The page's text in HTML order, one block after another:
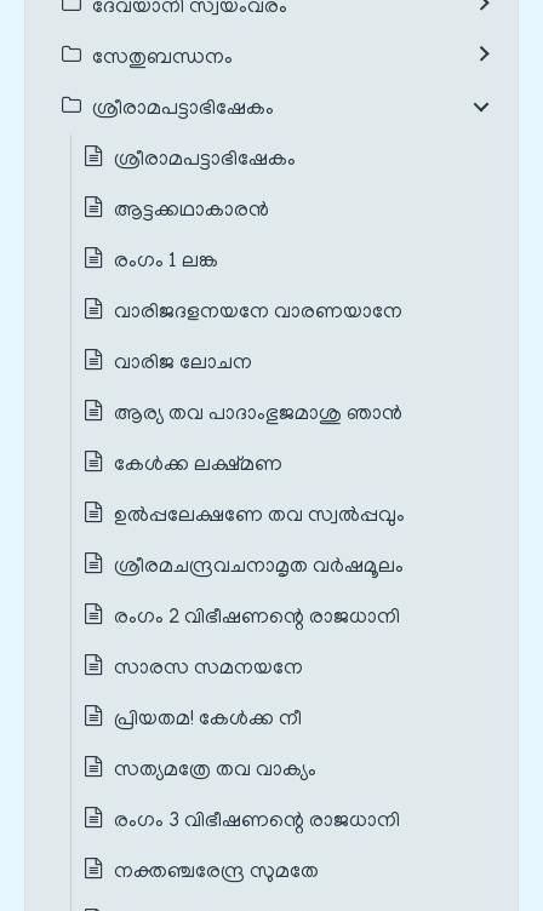
ദേവയാനി സ്വയംവരം
സേതുബന്ധനം
ശ്രീരാമപട്ടാഭിഷേകം
ശ്രീരാമപട്ടാഭിഷേകം
ആട്ടക്കഥാകാരൻ
രംഗം 1 ലങ്ക
വാരിജദളനയനേ വാരണയാനേ
വാരിജ ലോചന
ആര്യ തവ പാദാംഭുജമാശു ഞാൻ
കേൾക്ക ലക്ഷ്മണ
ഉൽപ്പലേക്ഷണേ തവ സ്വൽപ്പവും
ശ്രീരമചന്ദ്രവചനാമൃത വർഷമൂലം
രംഗം 2 വിഭീഷണന്റെ രാജധാനി
സാരസ സമനയനേ
പ്രിയതമ! കേൾക്ക നീ
സത്യമത്രേ തവ വാക്യം
രംഗം 3 വിഭീഷണന്റെ രാജധാനി
നക്തഞ്ചരേന്ദ്ര സുമതേ